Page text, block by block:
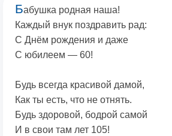
Бабушка родная наша!
Каждый внук поздравить рад:
С Днём рождения и даже
С юбилеем — 60!
Будь всегда красивой дамой,
Как ты есть, что не отнять.
Будь здоровой, бодрой самой
И в свои там лет 105!